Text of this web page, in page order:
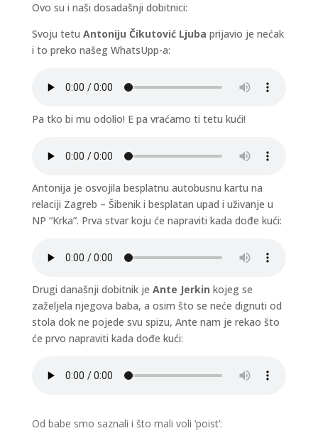
Ovo su i naši dosadašnji dobitnici:
Svoju tetu Antoniju Čikutović Ljuba prijavio je nećak
i to preko našeg WhatsUpp-a:
Pa tko bi mu odolio! E pa vraćamo ti tetu kući!
Antonija je osvojila besplatnu autobusnu kartu na
relaciji Zagreb – Šibenik i besplatan upad i uživanje u
NP “Krka”. Prva stvar koju će napraviti kada dođe kući:
Drugi današnji dobitnik je Ante Jerkin kojeg se
zaželjela njegova baba, a osim što se neće dignuti od
stola dok ne pojede svu spizu, Ante nam je rekao što
će prvo napraviti kada dođe kući:
Od babe smo saznali i što mali voli ‘poist’: